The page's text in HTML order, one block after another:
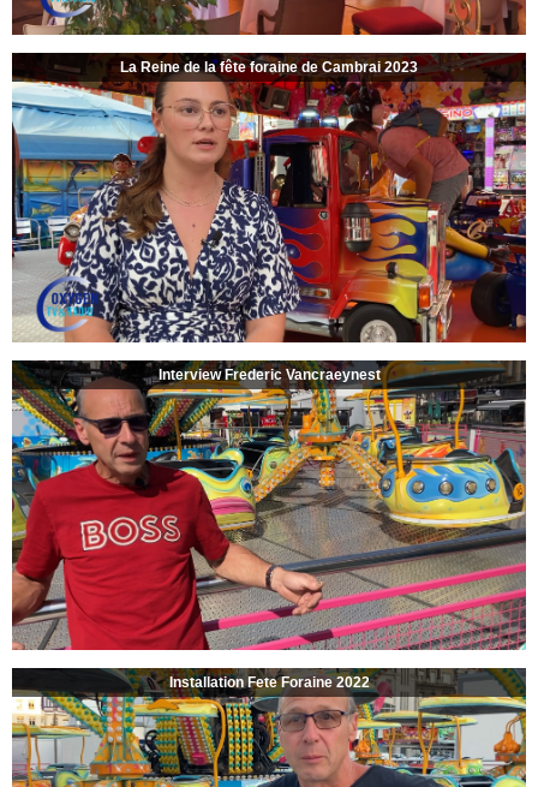
La Reine de la fête foraine de Cambrai 2023
Interview Frederic Vancraeynest
Installation Fete Foraine 2022